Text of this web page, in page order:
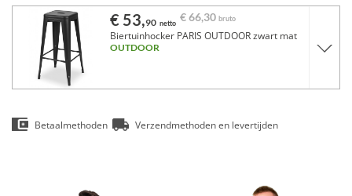
€ 53,90 netto € 66,30 bruto
Biertuinhocker PARIS OUTDOOR zwart mat
OUTDOOR
Betaalmethoden Verzendmethoden en levertijden